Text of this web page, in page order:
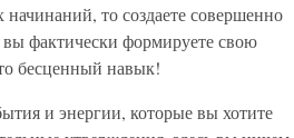
то создаете совершенно
фактически формируете свою
бесценный навык!
и энергии, которые вы хотите